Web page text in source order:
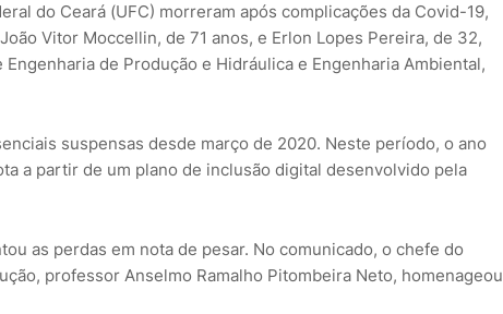
do Ceará (UFC) morreram após complicações da Covid-19,
Vitor Moccellin, de 71 anos, e Erlon Lopes Pereira, de 32,
de Produção e Hidráulica e Engenharia Ambiental,
suspensas desde março de 2020. Neste período, o ano
a partir de um plano de inclusão digital desenvolvido pela
as perdas em nota de pesar. No comunicado, o chefe do
professor Anselmo Ramalho Pitombeira Neto, homenageou